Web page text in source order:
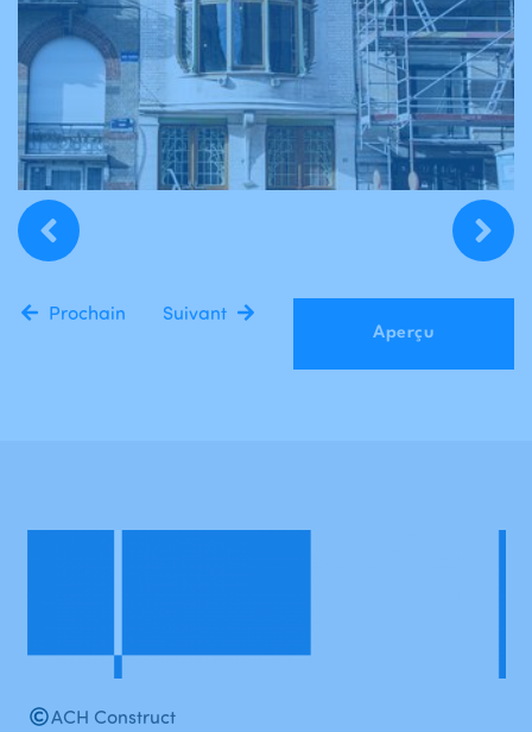
Prochain
Aperçu
Suivant
ACH Construct